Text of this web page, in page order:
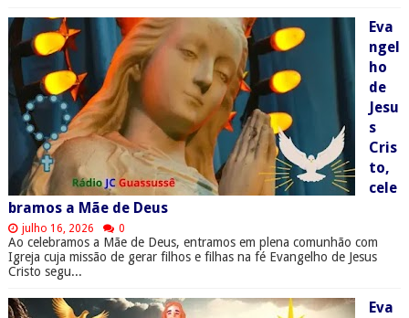
Eva
ngel
ho
de
Jesu
s
Cris
to,
cele
bramos a Mãe de Deus
julho 16, 2026 0
Ao celebramos a Mãe de Deus, entramos em plena comunhão com
Igreja cuja missão de gerar filhos e filhas na fé Evangelho de Jesus
Cristo segu...
Eva